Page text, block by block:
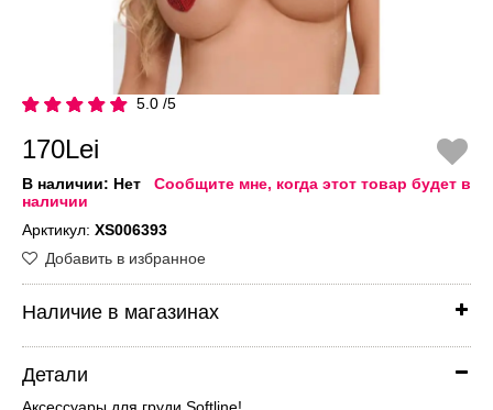
5.0 /5
170Lei
В наличии: Нет
Сообщите мне, когда этот товар будет в
наличии
Арктикул: XS006393
Добавить в избранное
Наличие в магазинах
Детали